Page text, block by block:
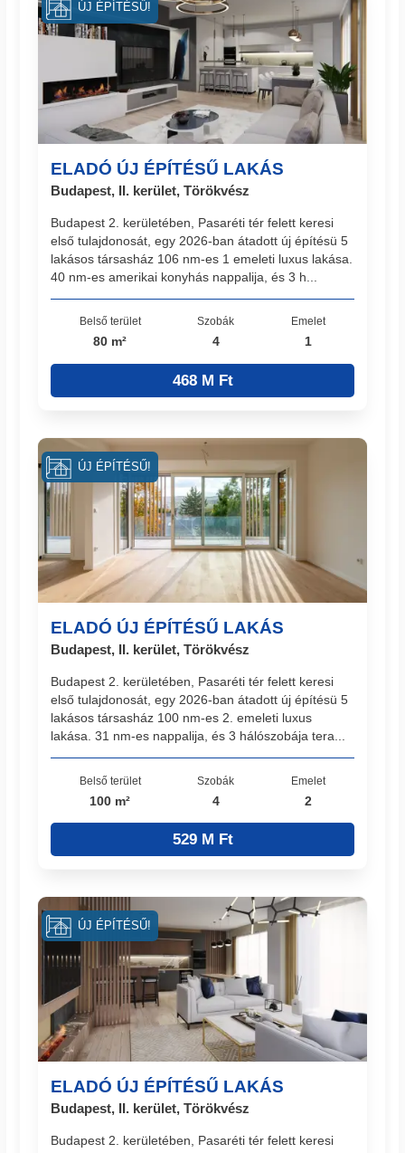
ELADÓ ÚJ ÉPÍTÉSŰ LAKÁS
Budapest, II. kerület, Törökvész
Budapest 2. kerületében, Pasaréti tér felett keresi
első tulajdonosát, egy 2026-ban átadott új építésü 5
lakásos társasház 106 nm-es 1 emeleti luxus lakása.
40 nm-es amerikai konyhás nappalija, és 3 h...
Belső terület
80 m²
Szobák
4
Emelet
1
468 M Ft
ÚJ ÉPÍTÉSŰ!
ELADÓ ÚJ ÉPÍTÉSŰ LAKÁS
Budapest, II. kerület, Törökvész
Budapest 2. kerületében, Pasaréti tér felett keresi
első tulajdonosát, egy 2026-ban átadott új építésü 5
lakásos társasház 100 nm-es 2. emeleti luxus
lakása. 31 nm-es nappalija, és 3 hálószobája tera...
Belső terület
100 m²
Szobák
4
Emelet
2
529 M Ft
ÚJ ÉPÍTÉSŰ!
ELADÓ ÚJ ÉPÍTÉSŰ LAKÁS
Budapest, II. kerület, Törökvész
Budapest 2. kerületében, Pasaréti tér felett keresi
ÚJ ÉPÍTÉSŰ!